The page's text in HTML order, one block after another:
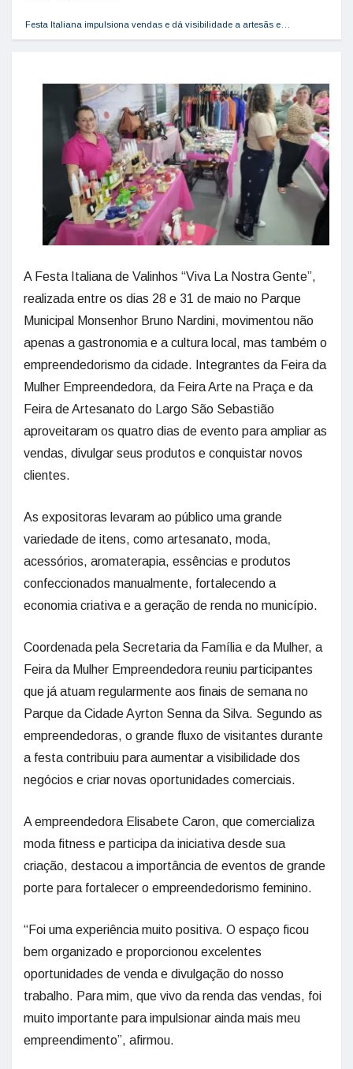
Festa Italiana impulsiona vendas e dá visibilidade a artesãs e…
A Festa Italiana de Valinhos “Viva La Nostra Gente”,
realizada entre os dias 28 e 31 de maio no Parque
Municipal Monsenhor Bruno Nardini, movimentou não
apenas a gastronomia e a cultura local, mas também o
empreendedorismo da cidade. Integrantes da Feira da
Mulher Empreendedora, da Feira Arte na Praça e da
Feira de Artesanato do Largo São Sebastião
aproveitaram os quatro dias de evento para ampliar as
vendas, divulgar seus produtos e conquistar novos
clientes.
As expositoras levaram ao público uma grande
variedade de itens, como artesanato, moda,
acessórios, aromaterapia, essências e produtos
confeccionados manualmente, fortalecendo a
economia criativa e a geração de renda no município.
Coordenada pela Secretaria da Família e da Mulher, a
Feira da Mulher Empreendedora reuniu participantes
que já atuam regularmente aos finais de semana no
Parque da Cidade Ayrton Senna da Silva. Segundo as
empreendedoras, o grande fluxo de visitantes durante
a festa contribuiu para aumentar a visibilidade dos
negócios e criar novas oportunidades comerciais.
A empreendedora Elisabete Caron, que comercializa
moda fitness e participa da iniciativa desde sua
criação, destacou a importância de eventos de grande
porte para fortalecer o empreendedorismo feminino.
“Foi uma experiência muito positiva. O espaço ficou
bem organizado e proporcionou excelentes
oportunidades de venda e divulgação do nosso
trabalho. Para mim, que vivo da renda das vendas, foi
muito importante para impulsionar ainda mais meu
empreendimento”, afirmou.